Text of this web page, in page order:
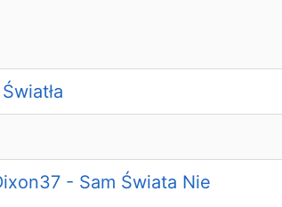
- Sam Świata Nie